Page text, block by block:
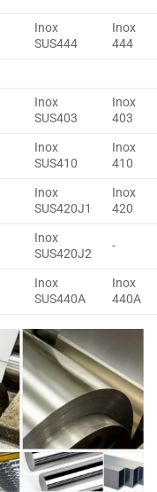
Inox
SUS444
Inox
444
Inox
SUS403
Inox
403
Inox
SUS410
Inox
410
Inox
SUS420J1
Inox
420
Inox
SUS420J2
-
Inox
SUS440A
Inox
440A